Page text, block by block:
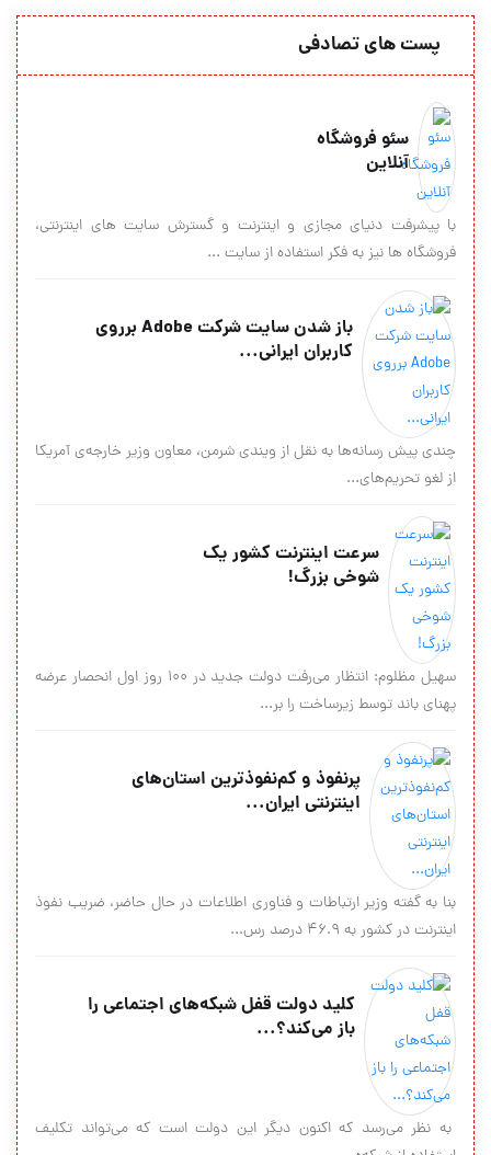
پست های تصادفی
سئو فروشگاه
آنلاین
با پیشرفت دنیای مجازی و اینترنت و گسترش سایت های اینترنتی،
فروشگاه ها نیز به فکر استفاده از سایت ...
باز شدن سایت شرکت Adobe برروی
کاربران ایرانی...
چندی پیش رسانه‌ها به نقل از ویندی شرمن، معاون وزیر خارجه‌ی آمریکا
از لغو تحریم‌های...
سرعت اینترنت کشور یک
شوخی بزرگ!
سهیل مظلوم: انتظار می‌رفت دولت جدید در ۱۰۰ روز اول انحصار عرضه
پهنای باند توسط زیرساخت را بر...
پرنفوذ‌ و كم‌نفوذ‌ترين استان‌های
اينترنتی ایران...
بنا به گفته وزير ارتباطات و فناوري اطلاعات در حال حاضر، ضريب نفوذ
اينترنت در كشور به ۴۶.۹ درصد رس...
کلید دولت قفل شبکه‌های اجتماعی را
باز می‌کند؟‌...
به نظر می‌رسد که اکنون دیگر این دولت است که می‌تواند تکلیف